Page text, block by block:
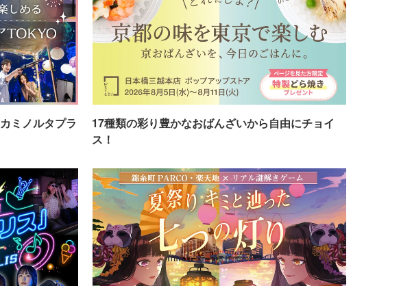
ミノルタプラ
17種類の彩り豊かなおばんざいから自由にチョイ
ス！